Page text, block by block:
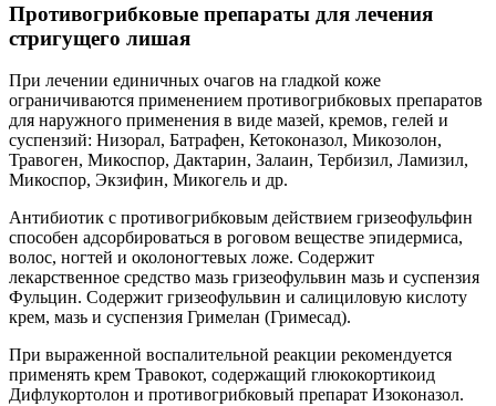
Противогрибковые препараты для лечения
стригущего лишая
При лечении единичных очагов на гладкой коже
ограничиваются применением противогрибковых препаратов
для наружного применения в виде мазей, кремов, гелей и
суспензий: Низорал, Батрафен, Кетоконазол, Микозолон,
Травоген, Микоспор, Дактарин, Залаин, Тербизил, Ламизил,
Микоспор, Экзифин, Микогель и др.
Антибиотик с противогрибковым действием гризеофульфин
способен адсорбироваться в роговом веществе эпидермиса,
волос, ногтей и околоногтевых ложе. Содержит
лекарственное средство мазь гризеофульвин мазь и суспензия
Фульцин. Содержит гризеофульвин и салициловую кислоту
крем, мазь и суспензия Гримелан (Гримесад).
При выраженной воспалительной реакции рекомендуется
применять крем Травокот, содержащий глюкокортикоид
Дифлукортолон и противогрибковый препарат Изоконазол.